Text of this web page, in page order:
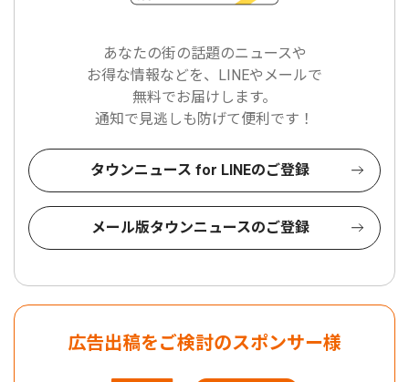
あなたの街の話題のニュースや
お得な情報などを、LINEやメールで
無料でお届けします。
通知で見逃しも防げて便利です！
タウンニュース for LINEのご登録
メール版タウンニュースのご登録
広告出稿をご検討のスポンサー様